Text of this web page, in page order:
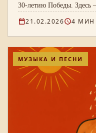
30-летию Победы. Здесь
Леонида Сметанникова,
21.02.2026 4 МИН
МУЗЫКА И ПЕСНИ